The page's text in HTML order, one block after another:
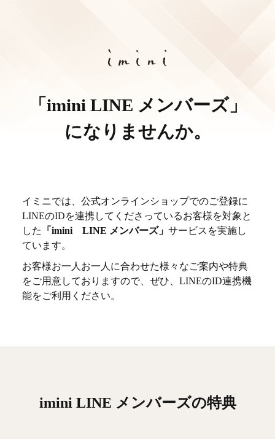
「imini LINE メンバーズ」
になりませんか。
イミニでは、公式オンラインショップでのご登録に
LINEのIDを連携してくださっているお客様を対象と
した
「imini LINE メンバーズ」 サービスを実施し
ています。
お客様お一人お一人に合わせた様々なご案内や特典
をご用意しておりますので、ぜひ、LINEのID連携機
能をご利用ください。
imini LINE メンバーズの特典